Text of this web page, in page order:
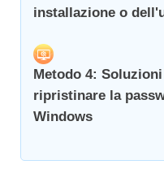
installazione o
Metodo 4:
ripristinare la
Windows